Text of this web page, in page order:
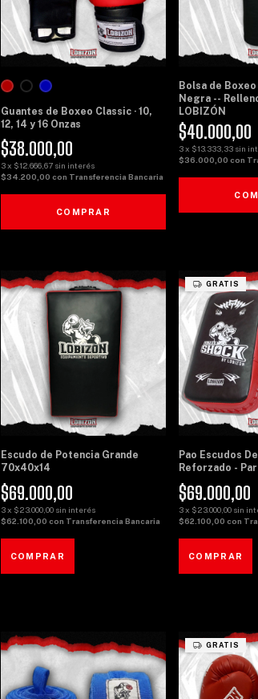
Guantes de Boxeo Classic · 10,
12, 14 y 16 Onzas
$38.000,00
3x $12.666,67 sin interés
$34.200,00 con Transferencia Bancaria
COMPRAR
Bolsa de
Negra --
LOBIZÓN
$40.000,00
3x $13.333,33 sin
$36.000,00con
Escudo de Potencia Grande
70x40x14
$69.000,00
3x $23.000,00 sin interés
$62.100,00 con Transferencia Bancaria
GRATIS
Pao Escudos
Reforzado - Par
$69.000,00
3x $23.000,00 sin
$62.100,00con
GRATIS